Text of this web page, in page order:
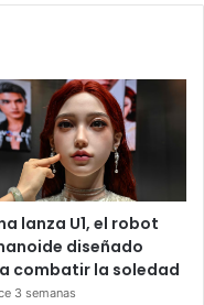
lanza U1, el robot
diseñado
combatir la soledad
3 semanas